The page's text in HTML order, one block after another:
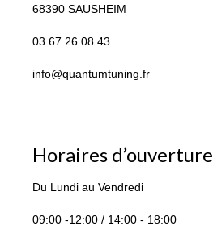
68390 SAUSHEIM
03.67.26.08.43
info@quantumtuning.fr
Horaires d’ouverture
Du Lundi au Vendredi
09:00 -12:00 / 14:00 - 18:00